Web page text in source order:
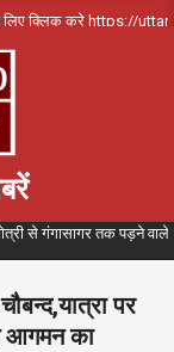
करे https://
तक पड़ने वाले विभिन्न
पर
आगमन का